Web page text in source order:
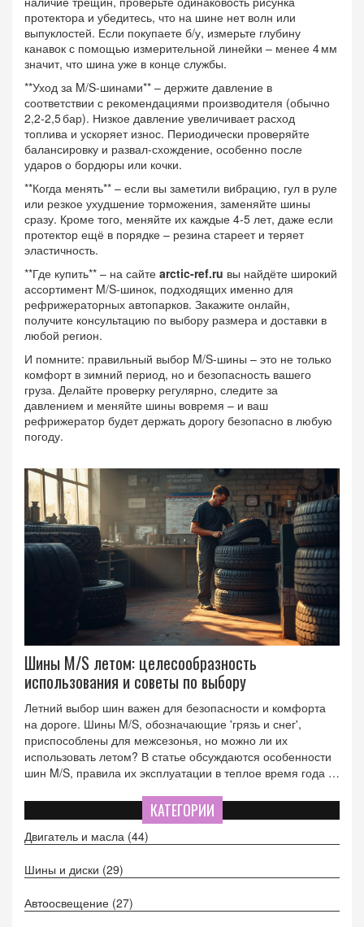
протектора и убедитесь, что на шине нет волн или
выпуклостей. Если покупаете б/у, измерьте глубину
канавок с помощью измерительной линейки – менее 4 мм
значит, что шина уже в конце службы.
**Уход за M/S‑шинами** – держите давление в
соответствии с рекомендациями производителя (обычно
2,2‑2,5 бар). Низкое давление увеличивает расход
топлива и ускоряет износ. Периодически проверяйте
балансировку и развал‑схождение, особенно после
ударов о бордюры или кочки.
**Когда менять** – если вы заметили вибрацию, гул в руле
или резкое ухудшение торможения, заменяйте шины
сразу. Кроме того, меняйте их каждые 4‑5 лет, даже если
протектор ещё в порядке – резина стареет и теряет
эластичность.
**Где купить** – на сайте arctic-ref.ru вы найдёте широкий
ассортимент M/S‑шинок, подходящих именно для
рефрижераторных автопарков. Закажите онлайн,
получите консультацию по выбору размера и доставки в
любой регион.
И помните: правильный выбор M/S‑шины – это не только
комфорт в зимний период, но и безопасность вашего
груза. Делайте проверку регулярно, следите за
давлением и меняйте шины вовремя – и ваш
рефрижератор будет держать дорогу безопасно в любую
погоду.
Шины M/S летом: целесообразность
использования и советы по выбору
Летний выбор шин важен для безопасности и комфорта
на дороге. Шины M/S, обозначающие 'грязь и снег',
приспособлены для межсезонья, но можно ли их
использовать летом? В статье обсуждаются особенности
шин M/S, правила их эксплуатации в теплое время года и
Узнайте, как правильно выбрать шины, если ваш
автомобиль обут в M/S.
КАТЕГОРИИ
Двигатель и масла (44)
Шины и диски (29)
Автоосвещение (27)